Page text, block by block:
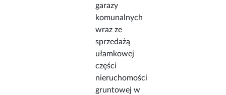
garazy
komunalnych
wraz ze
sprzedażą
ułamkowej
części
nieruchomości
gruntowej w